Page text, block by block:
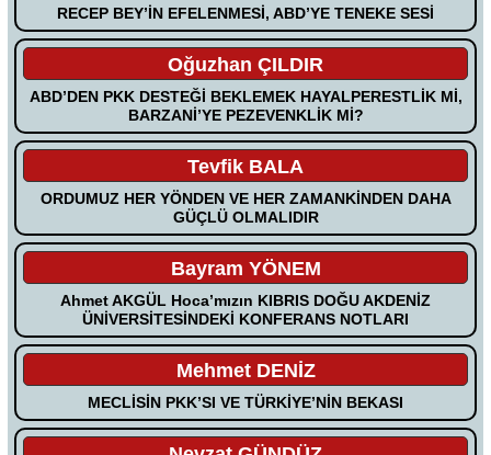
RECEP BEY’İN EFELENMESİ, ABD’YE TENEKE SESİ
Oğuzhan ÇILDIR
ABD’DEN PKK DESTEĞİ BEKLEMEK HAYALPERESTLİK Mİ,
BARZANİ’YE PEZEVENKLİK Mİ?
Tevfik BALA
ORDUMUZ HER YÖNDEN VE HER ZAMANKİNDEN DAHA
GÜÇLÜ OLMALIDIR
Bayram YÖNEM
Ahmet AKGÜL Hoca’mızın KIBRIS DOĞU AKDENİZ
ÜNİVERSİTESİNDEKİ KONFERANS NOTLARI
Mehmet DENİZ
MECLİSİN PKK’SI VE TÜRKİYE’NİN BEKASI